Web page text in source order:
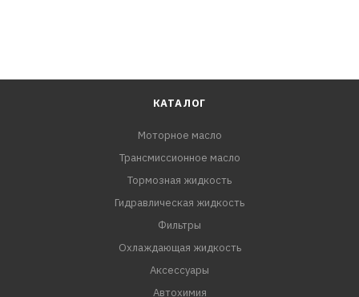
КАТАЛОГ
Моторное масло
Трансмиссионное масло
Тормозная жидкость
Гидравлическая жидкость
Фильтры
Охлаждающая жидкость
Аксессуары
Автохимия